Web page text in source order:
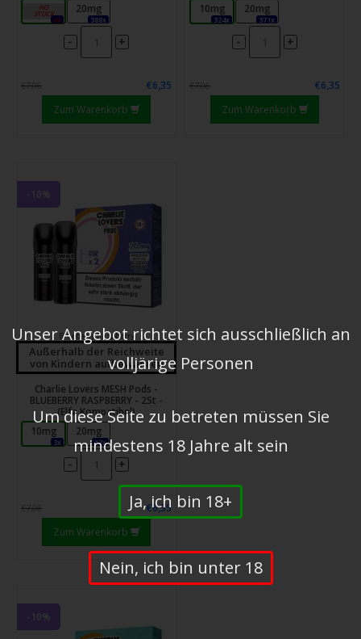
10mg
0x
20mg
388x
- +
€7,06
€6,35
Zum Warenkorb
10mg
324x
20mg
371x
- +
€7,06
€6,35
Zum Warenkorb
-10%
Blueberry Raspberry
Außerhalb der Reichweite
von Kindern aufbewahren
Charlie Lovers MESH Pods -
BLUEBERRY RASPBERRY - 2St -
(Elfa Kompatibel)
10mg
3x
20mg
17x
- +
€7,06
€6,35
Zum Warenkorb
-10%
Unser Angebot richtet sich ausschließlich an
volljärige Personen
Um diese Seite zu betreten müssen Sie
mindestens 18 Jahre alt sein
Ja, ich bin 18+
Nein, ich bin unter 18